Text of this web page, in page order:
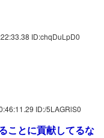
ID:chqDuLpD0
ID:/5LAGRlS0
ことに貢献してるな